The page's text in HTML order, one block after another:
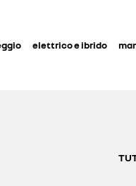
elettrico e ibrido